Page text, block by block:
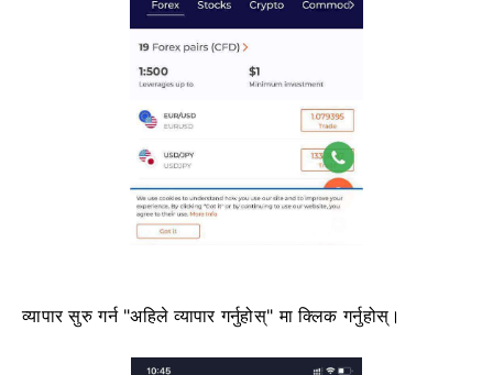
व्यापार सुरु गर्न "अहिले व्यापार गर्नुहोस्" मा क्लिक गर्नुहोस्।